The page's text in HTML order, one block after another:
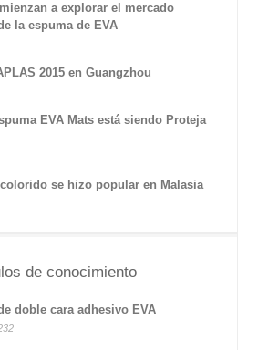
a explorar el mercado
la espuma de EVA
2015 en Guangzhou
EVA Mats está siendo Proteja
se hizo popular en Malasia
de conocimiento
doble cara adhesivo EVA